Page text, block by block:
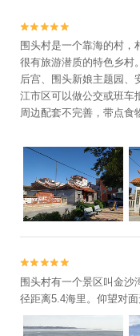


围头村是一个靠海的村，
很有旅游潜质的特色乡村
后宫、围头新娘主题园、
江市区可以做公交或班车
周边配套不完善，带点食
点，没有车很麻烦。总体


围头村有一个景区叫金沙
径距离5.4海里。仰望对